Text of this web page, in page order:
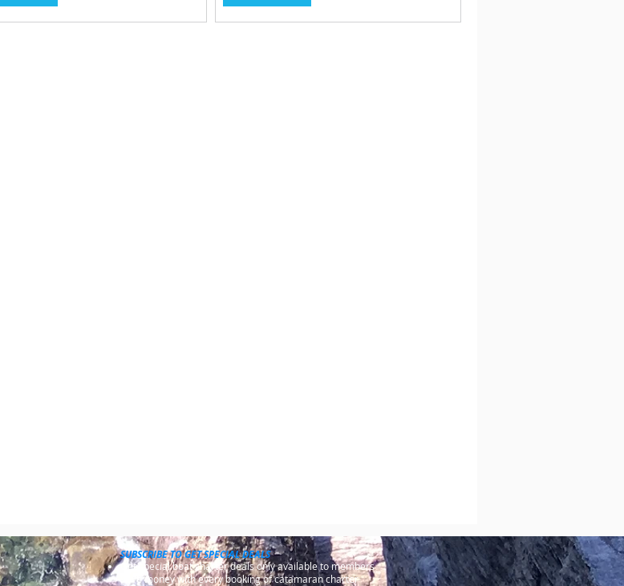
SUBSCRIBE TO GET SPECIAL DEALS
Get special boat charter deals only available to members
Save money with every booking of catamaran charter